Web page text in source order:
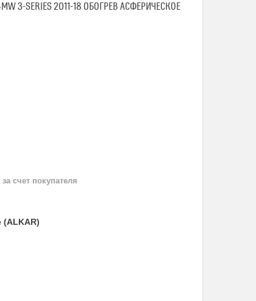
3-SERIES 2011-18 ОБОГРЕВ АСФЕРИЧЕСКОЕ
за счет покупателя
(ALKAR)